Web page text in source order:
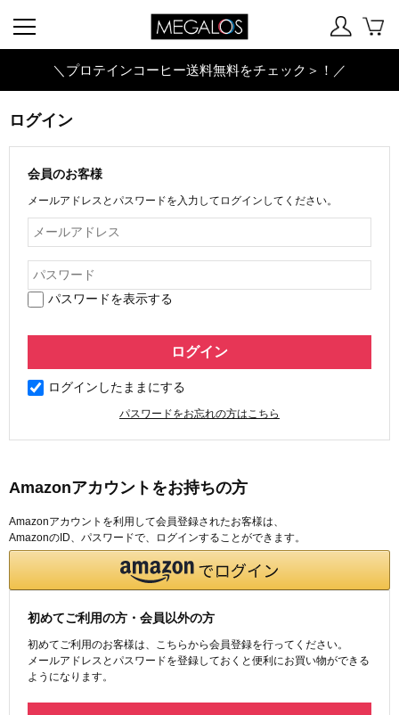
＼プロテインコーヒー送料無料をチェック＞！／
ログイン
会員のお客様
メールアドレスとパスワードを入力してログインしてください。
パスワードを表示する
ログインしたままにする
パスワードをお忘れの方はこちら
Amazonアカウントをお持ちの方
Amazonアカウントを利用して会員登録されたお客様は、
AmazonのID、パスワードで、ログインすることができます。
初めてご利用の方・会員以外の方
初めてご利用のお客様は、こちらから会員登録を行ってください。
メールアドレスとパスワードを登録しておくと便利にお買い物ができる
ようになります。